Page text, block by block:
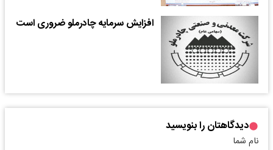
افزایش سرمایه چادرملو ضروری است
دیدگاهتان را بنویسید
نام شما